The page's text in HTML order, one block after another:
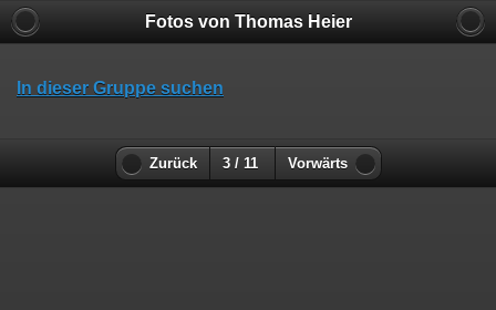
Fotos von Thomas Heier
In dieser Gruppe suchen
Zurück 3 / 11 Vorwärts